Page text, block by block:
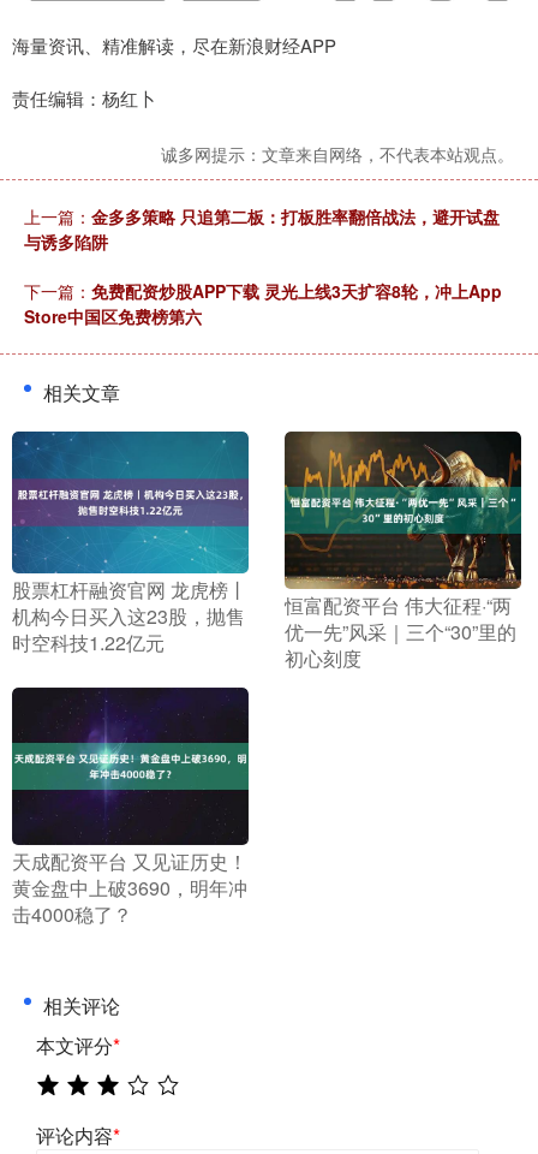
海量资讯、精准解读，尽在新浪财经APP
责任编辑：杨红卜
诚多网提示：文章来自网络，不代表本站观点。
上一篇： 金多多策略 只追第二板：打板胜率翻倍战法，避开试盘
与诱多陷阱
下一篇： 免费配资炒股APP下载 灵光上线3天扩容8轮，冲上App
Store中国区免费榜第六
相关文章
​股票杠杆融资官网 龙虎榜丨
机构今日买入这23股，抛售
时空科技1.22亿元
​恒富配资平台 伟大征程·“两
优一先”风采｜三个“30”里的
初心刻度
​天成配资平台 又见证历史！
黄金盘中上破3690，明年冲
击4000稳了？
相关评论
本文评分*
评论内容*